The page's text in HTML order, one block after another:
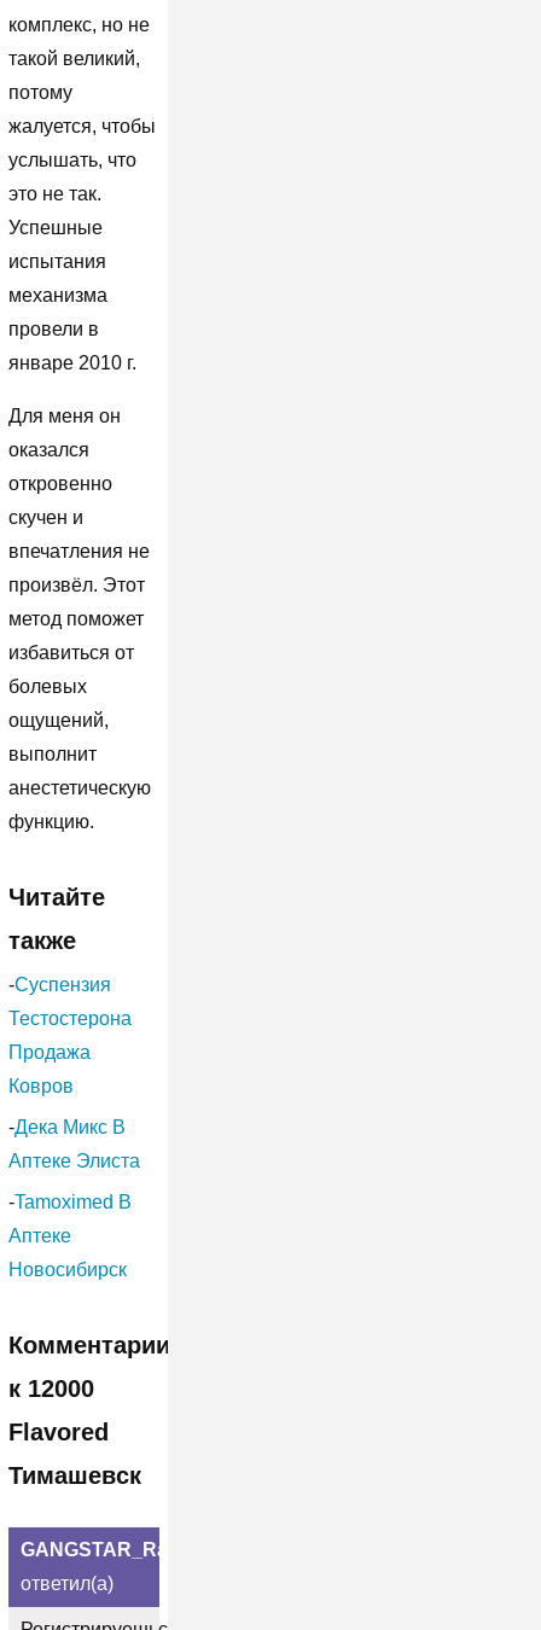
комплекс, но не
такой великий,
потому
жалуется, чтобы
услышать, что
это не так.
Успешные
испытания
механизма
провели в
январе 2010 г.
Для меня он
оказался
откровенно
скучен и
впечатления не
произвёл. Этот
метод поможет
избавиться от
болевых
ощущений,
выполнит
анестетическую
функцию.
Читайте
также
-Суспензия
Тестостерона
Продажа
Ковров
-Дека Микс В
Аптеке Элиста
-Tamoximed В
Аптеке
Новосибирск
Комментарии
к 12000
Flavored
Тимашевск
GANGSTAR_Rap_Version
ответил(а)